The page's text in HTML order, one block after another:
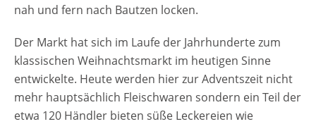
nah und fern nach Bautzen locken.
Der Markt hat sich im Laufe der Jahrhunderte zum
klassischen Weihnachtsmarkt im heutigen Sinne
entwickelte. Heute werden hier zur Adventszeit nicht
mehr hauptsächlich Fleischwaren sondern ein Teil der
etwa 120 Händler bieten süße Leckereien wie